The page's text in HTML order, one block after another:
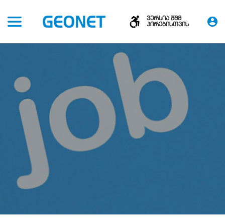
ვერსია შშმ
პირებისთვის